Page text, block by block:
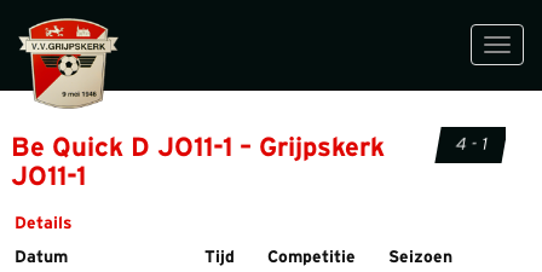
Be Quick D JO11-1 – Grijpskerk
JO11-1
4 - 1
Details
Datum
Tijd Competitie
Seizoen